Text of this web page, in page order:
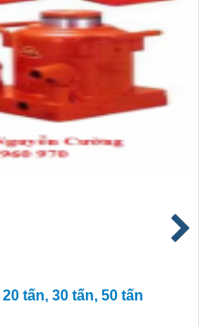
tấn, 30 tấn, 50 tấn